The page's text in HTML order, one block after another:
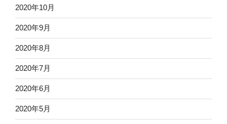
2020年10月
2020年9月
2020年8月
2020年7月
2020年6月
2020年5月